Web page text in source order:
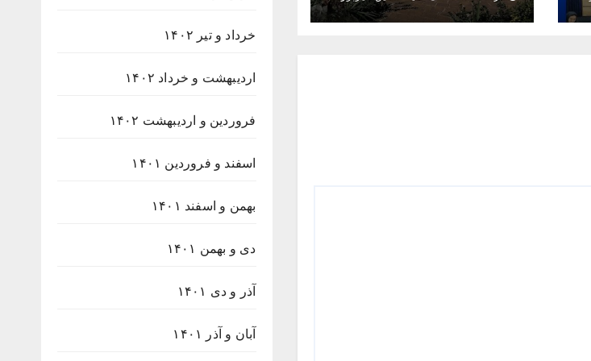
خرداد و تیر ۱۴۰۲
اردیبهشت و خرداد ۱۴۰۲
فروردین و اردیبهشت ۱۴۰۲
اسفند و فروردین ۱۴۰۱
بهمن و اسفند ۱۴۰۱
دی و بهمن ۱۴۰۱
آذر و دی ۱۴۰۱
آبان و آذر ۱۴۰۱